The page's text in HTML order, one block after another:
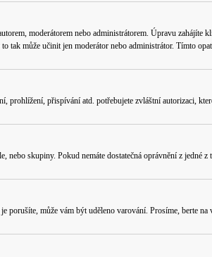
moderátorem nebo administrátorem. Úpravu
tak může učinit jen moderátor nebo administrátor. Tímto
prohlížení, přispívání atd. potřebujete zvláštní autorizaci,
skupiny. Pokud nemáte dostatečná oprávnění z
porušíte, může vám být uděleno varování. Prosíme, berte